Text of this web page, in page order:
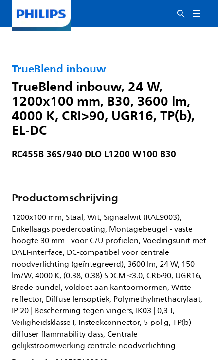
TrueBlend inbouw
TrueBlend inbouw, 24 W,
1200x100 mm, B30, 3600 lm,
4000 K, CRI>90, UGR16, TP(b),
EL-DC
RC455B 36S/940 DLO L1200 W100 B30
Productomschrijving
1200x100 mm, Staal, Wit, Signaalwit (RAL9003),
Enkellaags poedercoating, Montagebeugel - vaste
hoogte 30 mm - voor C/U-profielen, Voedingsunit met
DALI-interface, DC-compatibel voor centrale
noodverlichting (geïntegreerd), 3600 lm, 24 W, 150
lm/W, 4000 K, (0.38, 0.38) SDCM ≤3.0, CRI>90, UGR16,
Brede bundel, voldoet aan kantoornormen, Witte
reflector, Diffuse lensoptiek, Polymethylmethacrylaat,
IP 20 | Bescherming tegen vingers, IK03 | 0,3 J,
Veiligheidsklasse I, Insteekconnector, 5-polig, TP(b)
diffuser flammability class, Centrale
gelijkstroomwerking centrale noodverlichting